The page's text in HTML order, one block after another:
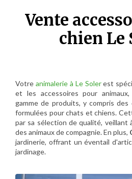
Vente
chien Le
Votre animalerie à Le Solerest
et les accessoires pour
gamme de produits, y compris
formulées pour chats et chiens.
par sa sélection de qualité,
des animaux de compagnie. En plus,
jardinerie, offrant un éventail
jardinage.